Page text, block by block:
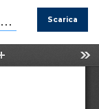
Scarica